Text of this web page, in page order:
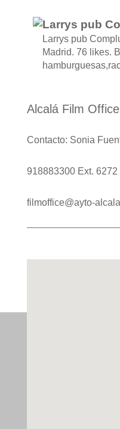
Larrys pub
Larrys pub
Madrid. 76 likes.
Alcalá Film Office
Contacto: Sonia
918883300 Ext. 6272
filmoffice@ayto-